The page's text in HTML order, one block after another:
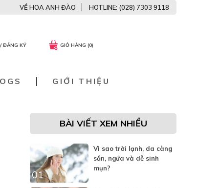
ĐĂNG KÝ GIỎ HÀNG (0)
VỀ HOA ANH ĐÀO HOTLINE: (028) 7303 9118
GIỚI THIỆU
BÀI VIẾT XEM NHIỀU
01
Vì sao trời lạnh, da càng
sần, ngứa và dễ sinh
mụn?